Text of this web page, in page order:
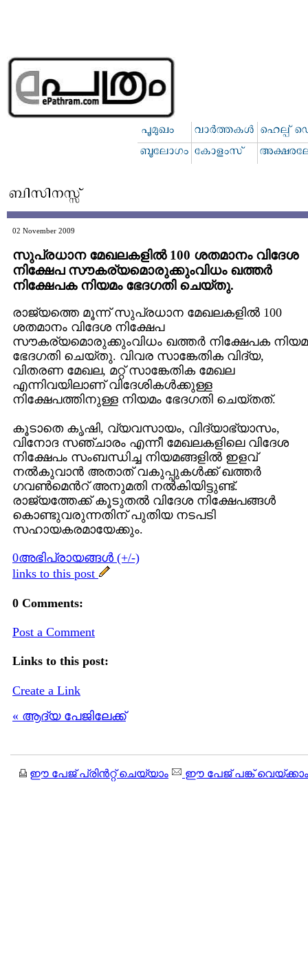
02 November 2009
സുപ്രധാന മേഖലകളില്‍ 100 ശതമാനം വിദേശ
നിക്ഷേപ സൗകര്യമൊരുക്കുംവിധം ഖത്തര്‍
നിക്ഷേപക നിയമം ഭേദഗതി ചെയ്തു.
രാജ്യത്തെ മൂന്ന് സുപ്രധാന മേഖലകളില്‍ 100
ശതമാനം വിദേശ നിക്ഷേപ
സൗകര്യമൊരുക്കുംവിധം ഖത്തര്‍ നിക്ഷേപക
ഭേദഗതി ചെയ്തു. വിവര സാങ്കേതിക വിദ്യ,
വിതരണ മേഖല, മറ്റ് സാങ്കേതിക മേഖല
എന്നിവയിലാണ് വിദേശികള്‍ക്കുള്ള
നിക്ഷേപത്തിനുള്ള നിയമം ഭേദഗതി ചെയ്തത്.
കൂടാതെ കൃഷി, വ്യവസായം, വിദ്യാഭ്യാസം,
വിനോദ സഞ്ചാരം എന്നീ മേഖലകളിലെ വിദേശ
നിക്ഷേപം സംബന്ധിച്ച നിയമങ്ങളില്‍ ഇളവ്
നല്‍കുവാന്‍ അതാത് വകുപ്പുകള്‍ക്ക് ഖത്തര്‍
ഗവണ്‍മെന്‍റ് അനുമതി നല്‍കിയിട്ടുണ്ട്.
രാജ്യത്തേക്ക് കൂടുതല്‍ വിദേശ നിക്ഷേപങ്ങള്‍
കൊണ്ടുവരുന്നതിന് പുതിയ നടപടി
സഹായകരമായേക്കും.
0അഭിപ്രായങ്ങള്‍ (+/-)
links to this post
0 Comments:
Post a Comment
Links to this post:
Create a Link
« ആദ്യ പേജിലേക്ക്
ഈ പേജ് പ്രിന്‍റ്റ് ചെയ്യാം ഈ പേജ് പങ്ക് വെയ്ക്കാം